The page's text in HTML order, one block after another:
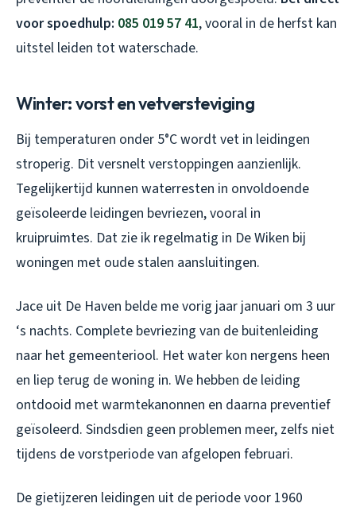
voor spoedhulp: 085 019 57 41, vooral in de herfst kan
uitstel leiden tot waterschade.
Winter: vorst en vetversteviging
Bij temperaturen onder 5°C wordt vet in leidingen
stroperig. Dit versnelt verstoppingen aanzienlijk.
Tegelijkertijd kunnen waterresten in onvoldoende
geïsoleerde leidingen bevriezen, vooral in
kruipruimtes. Dat zie ik regelmatig in De Wiken bij
woningen met oude stalen aansluitingen.
Jace uit De Haven belde me vorig jaar januari om 3 uur
‘s nachts. Complete bevriezing van de buitenleiding
naar het gemeenteriool. Het water kon nergens heen
en liep terug de woning in. We hebben de leiding
ontdooid met warmtekanonnen en daarna preventief
geïsoleerd. Sindsdien geen problemen meer, zelfs niet
tijdens de vorstperiode van afgelopen februari.
De gietijzeren leidingen uit de periode voor 1960